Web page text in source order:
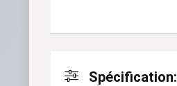
Spécification: